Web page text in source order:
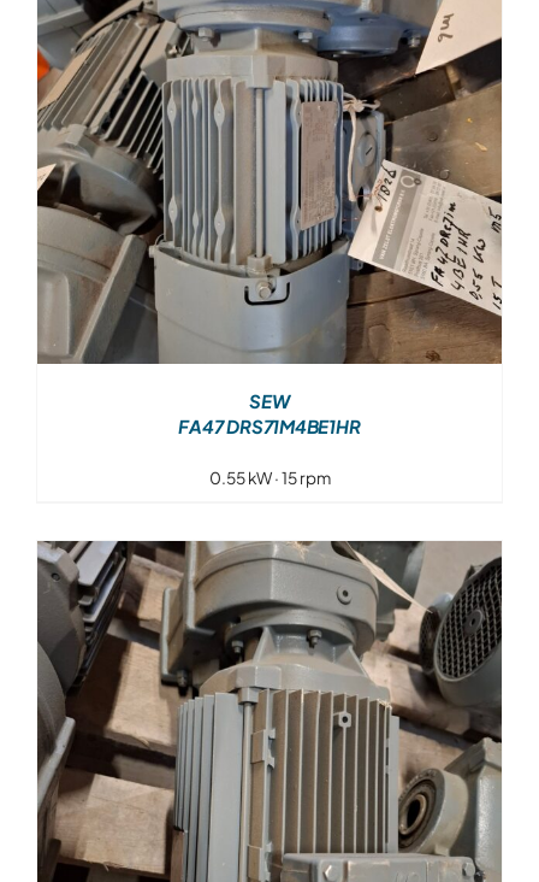
SEW
FA47 DRS71M4BE1HR
0.55 kW · 15 rpm